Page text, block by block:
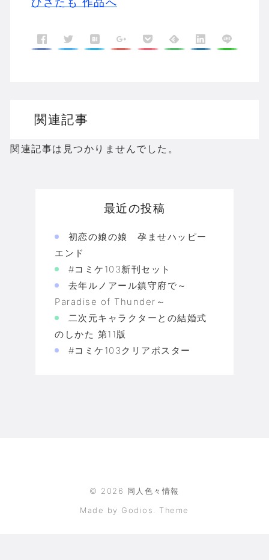
関連記事
関連記事は見つかりませんでした。
最近の投稿
初恋の娘の娘 孕ませハッピー
エンド
#コミケ103新刊セット
去年ルノアール鎮守府で～
Paradise of Thunder～
二次元キャラクターとの結婚式
のしかた 第11版
#コミケ103クリアポスター
© 2026 同人色々情報
Made by Godios. Theme